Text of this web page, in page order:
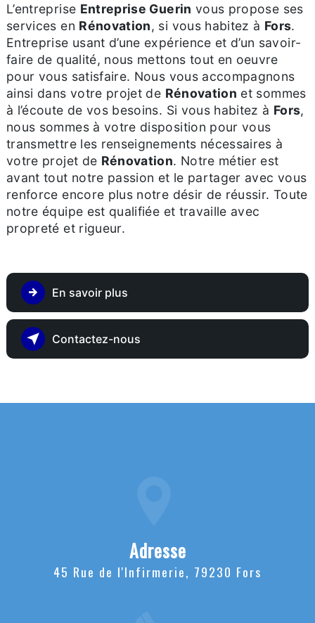
L’entreprise Entreprise Guerin vous propose ses
services en Rénovation, si vous habitez à Fors.
Entreprise usant d’une expérience et d’un savoir-
faire de qualité, nous mettons tout en oeuvre
pour vous satisfaire. Nous vous accompagnons
ainsi dans votre projet de Rénovation et sommes
à l’écoute de vos besoins. Si vous habitez à Fors,
nous sommes à votre disposition pour vous
transmettre les renseignements nécessaires à
votre projet de Rénovation. Notre métier est
avant tout notre passion et le partager avec vous
renforce encore plus notre désir de réussir. Toute
notre équipe est qualifiée et travaille avec
propreté et rigueur.
En savoir plus
Contactez-nous
Adresse
45 Rue de l'Infirmerie, 79230 Fors